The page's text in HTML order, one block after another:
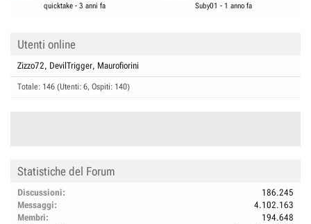
quicktake -3 anni fa Suby01 - 1 anno fa
Utenti online
Zizzo72 DevilTrigger Maurofiorini
Totale: 146 (Utenti: 6, Ospiti: 140)
Statistiche del Forum
Discussioni
186.245
Messaggi
4.102.163
Membri
194.648